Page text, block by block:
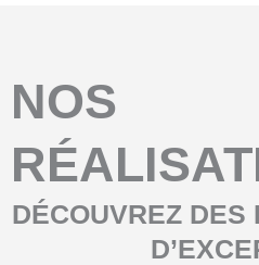
NOS
DÉCOUVREZ DES